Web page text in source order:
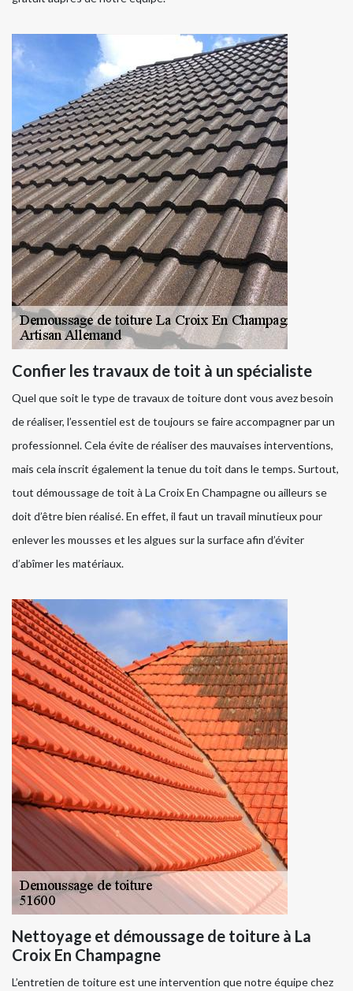
Confier les travaux de toit à un spécialiste
Quel que soit le type de travaux de toiture dont vous avez besoin
de réaliser, l’essentiel est de toujours se faire accompagner par un
professionnel. Cela évite de réaliser des mauvaises interventions,
mais cela inscrit également la tenue du toit dans le temps. Surtout,
tout démoussage de toit à La Croix En Champagne ou ailleurs se
doit d’être bien réalisé. En effet, il faut un travail minutieux pour
enlever les mousses et les algues sur la surface afin d’éviter
d’abîmer les matériaux.
Nettoyage et démoussage de toiture à La
Croix En Champagne
L’entretien de toiture est une intervention que notre équipe chez